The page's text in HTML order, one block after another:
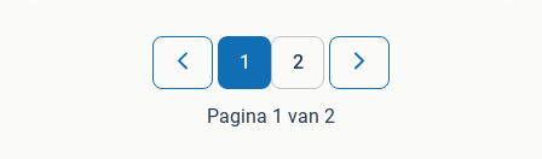
1 2
Pagina 1 van 2